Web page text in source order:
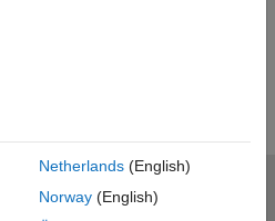
Netherlands(English)
Norway(English)
개인정보 취급방침
불법 복제 방지